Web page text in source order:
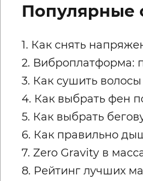
Популярные
1. Как снять
трапециях после
2. Виброплатформа:
советы по
3. Как сушить волосы
пересушивания
4. Как выбрать фен
тонкие, кудрявые,
окрашенные
5. Как выбрать
квартиры
6. Как правильно
силовых
7. Zero Gravity в
это и кому подходит
8. Рейтинг лучших